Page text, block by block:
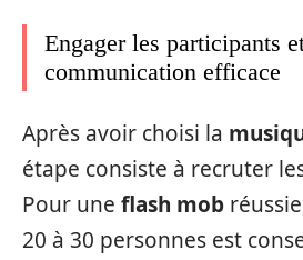
Engager les participants
communication efficace
Après avoir choisi la
étape consiste à recruter
Pour une flash mob
20 à 30 personnes est